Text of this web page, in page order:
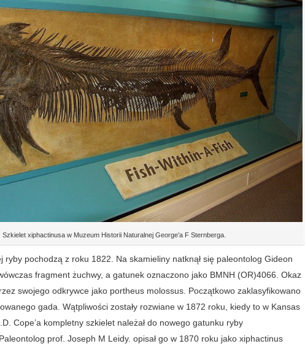
Szkielet xiphactinusa w Muzeum Historii Naturalnej George’a F Sternberga.
ryby pochodzą z roku 1822. Na skamieliny natknął się paleontolog Gideon
fragment żuchwy, a gatunek oznaczono jako BMNH (OR)4066. Okaz
swojego odkrywce jako portheus molossus. Początkowo zaklasyfikowano
gada. Wątpliwości zostały rozwiane w 1872 roku, kiedy to w Kansas
Cope’a kompletny szkielet należał do nowego gatunku ryby
prof. Joseph M Leidy. opisał go w 1870 roku jako xiphactinus